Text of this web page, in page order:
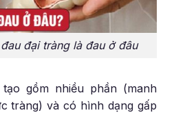
đại tràng là đau ở đâu
gồm nhiều phần (manh
tràng) và có hình dạng gấp